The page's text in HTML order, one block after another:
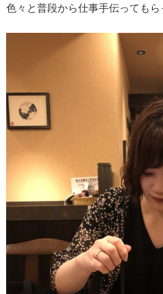
色々と普段から仕事手伝ってもら